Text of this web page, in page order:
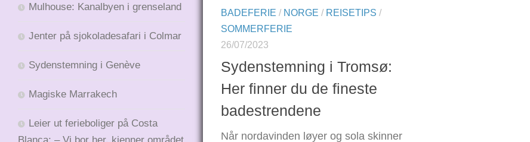
BADEFERIE / NORGE / REISETIPS /
SOMMERFERIE
26/07/2023
Sydenstemning i Tromsø:
Her finner du de fineste
badestrendene
Når nordavinden løyer og sola skinner
Mulhouse: Kanalbyen i grenseland
Jenter på sjokoladesafari i Colmar
Sydenstemning i Genève
Magiske Marrakech
Leier ut ferieboliger på Costa
Blanca: – Vi bor her, kjenner området